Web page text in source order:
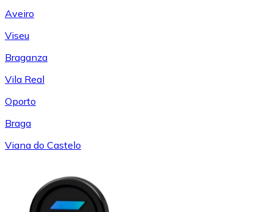
Aveiro
Viseu
Braganza
Vila Real
Oporto
Braga
Viana do Castelo